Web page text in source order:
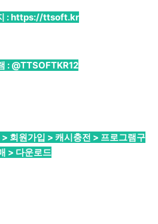
:https://ttsoft.kr
: @TTSOFTKR12
회원가입 > 캐시충전 > 프로그램구
> 다운로드